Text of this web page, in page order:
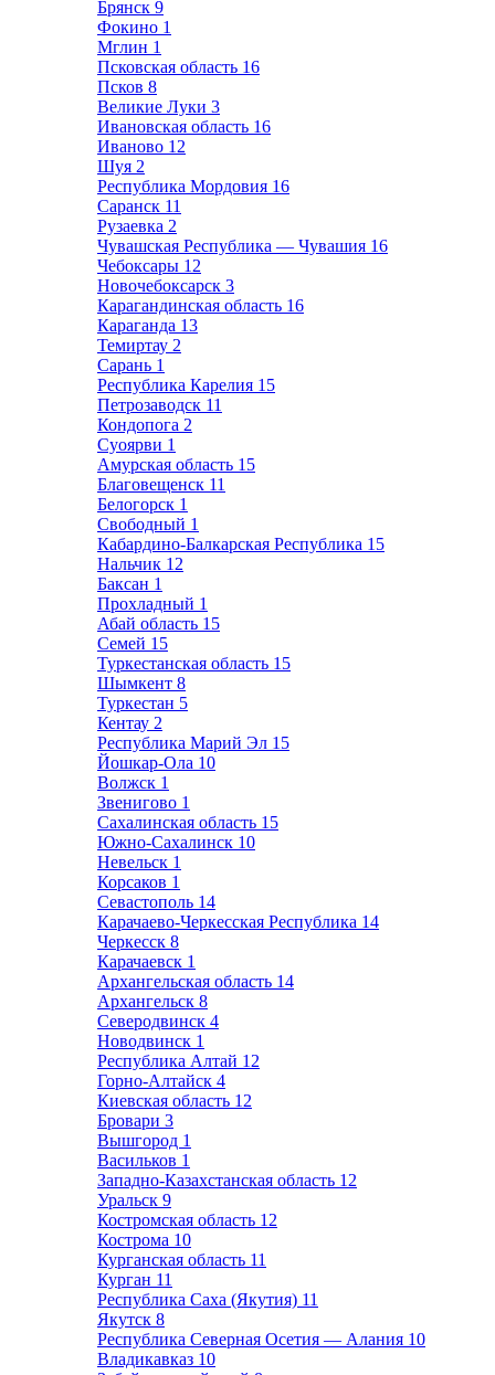
Брянск 9
Фокино 1
Мглин 1
Псковская область 16
Псков 8
Великие Луки 3
Ивановская область 16
Иваново 12
Шуя 2
Республика Мордовия 16
Саранск 11
Рузаевка 2
Чувашская Республика — Чувашия 16
Чебоксары 12
Новочебоксарск 3
Карагандинская область 16
Караганда 13
Темиртау 2
Сарань 1
Республика Карелия 15
Петрозаводск 11
Кондопога 2
Суоярви 1
Амурская область 15
Благовещенск 11
Белогорск 1
Свободный 1
Кабардино-Балкарская Республика 15
Нальчик 12
Баксан 1
Прохладный 1
Абай область 15
Семей 15
Туркестанская область 15
Шымкент 8
Туркестан 5
Кентау 2
Республика Марий Эл 15
Йошкар-Ола 10
Волжск 1
Звенигово 1
Сахалинская область 15
Южно-Сахалинск 10
Невельск 1
Корсаков 1
Севастополь 14
Карачаево-Черкесская Республика 14
Черкесск 8
Карачаевск 1
Архангельская область 14
Архангельск 8
Северодвинск 4
Новодвинск 1
Республика Алтай 12
Горно-Алтайск 4
Киевская область 12
Бровари 3
Вышгород 1
Васильков 1
Западно-Казахстанская область 12
Уральск 9
Костромская область 12
Кострома 10
Курганская область 11
Курган 11
Республика Саха (Якутия) 11
Якутск 8
Республика Северная Осетия — Алания 10
Владикавказ 10